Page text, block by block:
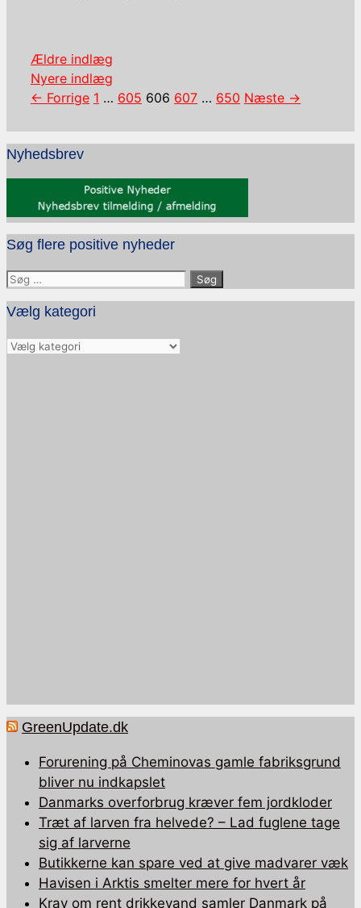
Ældre indlæg
Nyere indlæg
← Forrige Side
1 … Side
605 Side
606 Side
607 … Side
650 Næste →
Nyhedsbrev
Søg flere positive nyheder
Søg
efter:
Vælg kategori
Vælg
GreenUpdate.dk
Forurening på Cheminovas gamle fabriksgrund
bliver nu indkapslet
Danmarks overforbrug kræver fem jordkloder
Træt af larven fra helvede? – Lad fuglene tage
sig af larverne
Butikkerne kan spare ved at give madvarer væk
Havisen i Arktis smelter mere for hvert år
Krav om rent drikkevand samler Danmark på